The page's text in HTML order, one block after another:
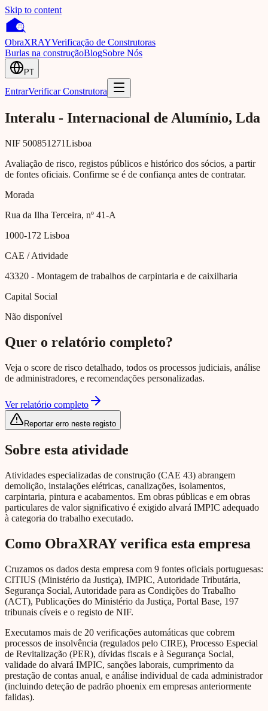
Skip to content
ObraXRAYVerificação de Construtoras
Burlas na construçãoBlogSobre Nós
PT
EntrarVerificar Construtora
Interalu - Internacional de Alumínio, Lda
NIF 500851271Lisboa
Avaliação de risco, registos públicos e histórico dos sócios, a partir
de fontes oficiais. Confirme se é de confiança antes de contratar.
Morada
Rua da Ilha Terceira, nº 41-A
1000-172 Lisboa
CAE / Atividade
43320 - Montagem de trabalhos de carpintaria e de caixilharia
Capital Social
Não disponível
Quer o relatório completo?
Veja o score de risco detalhado, todos os processos judiciais, análise
de administradores, e recomendações personalizadas.
Ver relatório completo
Reportar erro neste registo
Sobre esta atividade
Atividades especializadas de construção (CAE 43) abrangem
demolição, instalações elétricas, canalizações, isolamentos,
carpintaria, pintura e acabamentos. Em obras públicas e em obras
particulares de valor significativo é exigido alvará IMPIC adequado
à categoria do trabalho executado.
Como ObraXRAY verifica esta empresa
Cruzamos os dados desta empresa com 9 fontes oficiais portuguesas:
CITIUS (Ministério da Justiça), IMPIC, Autoridade Tributária,
Segurança Social, Autoridade para as Condições do Trabalho
(ACT), Publicações do Ministério da Justiça, Portal Base, 197
tribunais cíveis e o registo de NIF.
Executamos mais de 20 verificações automáticas que cobrem
processos de insolvência (regulados pelo CIRE), Processo Especial
de Revitalização (PER), dívidas fiscais e à Segurança Social,
validade do alvará IMPIC, sanções laborais, cumprimento da
prestação de contas anual, e análise individual de cada administrador
(incluindo deteção de padrão phoenix em empresas anteriormente
falidas).